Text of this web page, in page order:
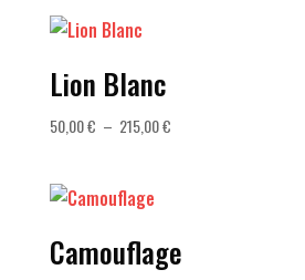
Lion Blanc
50,00€ – 215,00€Plage
215,00 €
Camouflage